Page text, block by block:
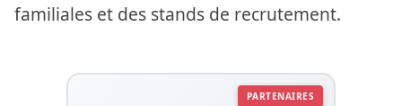
familiales et des stands de recrutement.
PARTENAIRES